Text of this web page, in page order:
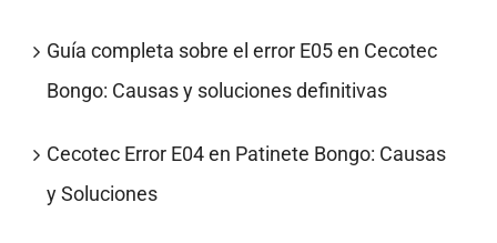
Guía completa sobre el error E05 en Cecotec
Bongo: Causas y soluciones definitivas
Cecotec Error E04 en Patinete Bongo: Causas
y Soluciones